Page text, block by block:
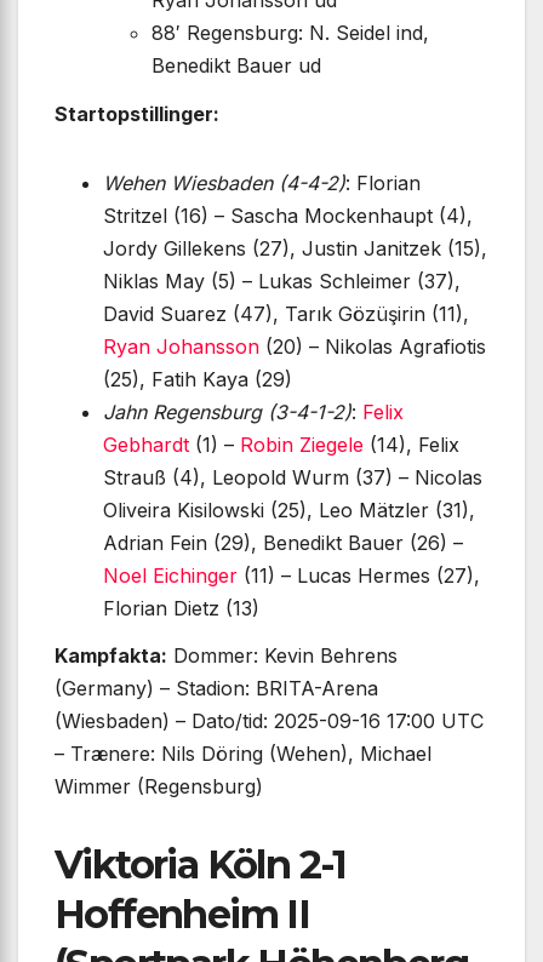
88′ Regensburg: N. Seidel ind,
Benedikt Bauer ud
Startopstillinger:
Wehen Wiesbaden (4-4-2): Florian
Stritzel (16) – Sascha Mockenhaupt (4),
Jordy Gillekens (27), Justin Janitzek (15),
Niklas May (5) – Lukas Schleimer (37),
David Suarez (47), Tarık Gözüşirin (11),
Ryan Johansson (20) – Nikolas Agrafiotis
(25), Fatih Kaya (29)
Jahn Regensburg (3-4-1-2): Felix
Gebhardt (1) – Robin Ziegele (14), Felix
Strauß (4), Leopold Wurm (37) – Nicolas
Oliveira Kisilowski (25), Leo Mätzler (31),
Adrian Fein (29), Benedikt Bauer (26) –
Noel Eichinger (11) – Lucas Hermes (27),
Florian Dietz (13)
Kampfakta: Dommer: Kevin Behrens
(Germany) – Stadion: BRITA-Arena
(Wiesbaden) – Dato/tid: 2025-09-16 17:00 UTC
– Trænere: Nils Döring (Wehen), Michael
Wimmer (Regensburg)
Viktoria Köln 2-1
Hoffenheim II